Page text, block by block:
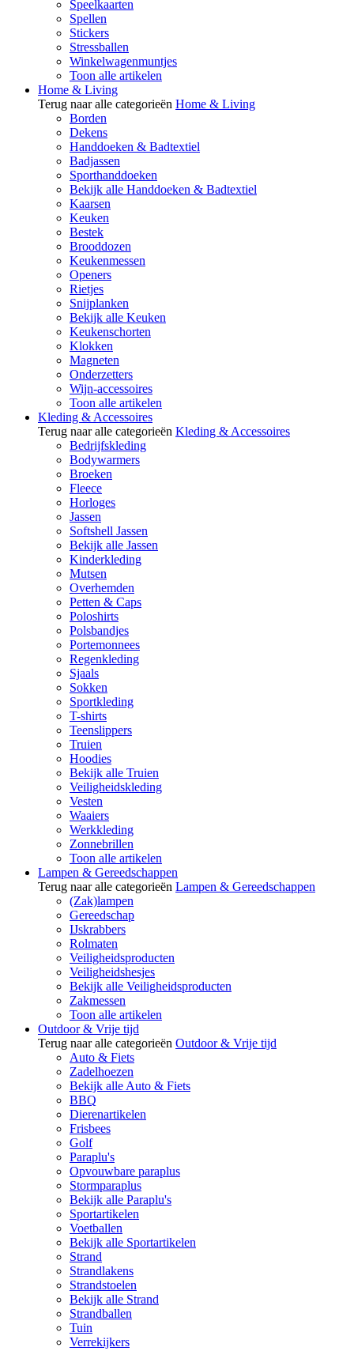
Speelkaarten
Spellen
Stickers
Stressballen
Winkelwagenmuntjes
Toon alle artikelen
Home & Living
Terug naar alle categorieën Home & Living
Borden
Dekens
Handdoeken & Badtextiel
Badjassen
Sporthanddoeken
Bekijk alle Handdoeken & Badtextiel
Kaarsen
Keuken
Bestek
Brooddozen
Keukenmessen
Openers
Rietjes
Snijplanken
Bekijk alle Keuken
Keukenschorten
Klokken
Magneten
Onderzetters
Wijn-accessoires
Toon alle artikelen
Kleding & Accessoires
Terug naar alle categorieën Kleding & Accessoires
Bedrijfskleding
Bodywarmers
Broeken
Fleece
Horloges
Jassen
Softshell Jassen
Bekijk alle Jassen
Kinderkleding
Mutsen
Overhemden
Petten & Caps
Poloshirts
Polsbandjes
Portemonnees
Regenkleding
Sjaals
Sokken
Sportkleding
T-shirts
Teenslippers
Truien
Hoodies
Bekijk alle Truien
Veiligheidskleding
Vesten
Waaiers
Werkkleding
Zonnebrillen
Toon alle artikelen
Lampen & Gereedschappen
Terug naar alle categorieën Lampen & Gereedschappen
(Zak)lampen
Gereedschap
IJskrabbers
Rolmaten
Veiligheidsproducten
Veiligheidshesjes
Bekijk alle Veiligheidsproducten
Zakmessen
Toon alle artikelen
Outdoor & Vrije tijd
Terug naar alle categorieën Outdoor & Vrije tijd
Auto & Fiets
Zadelhoezen
Bekijk alle Auto & Fiets
BBQ
Dierenartikelen
Frisbees
Golf
Paraplu's
Opvouwbare paraplus
Stormparaplus
Bekijk alle Paraplu's
Sportartikelen
Voetballen
Bekijk alle Sportartikelen
Strand
Strandlakens
Strandstoelen
Bekijk alle Strand
Strandballen
Tuin
Verrekijkers